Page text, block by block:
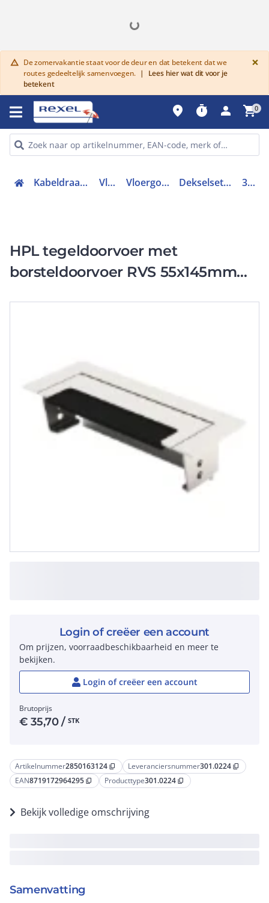
warning De zomervakantie staat voor de deur en dat betekent dat we
routes gedeeltelijk samenvoegen. |
Lees hier wat dit voor je
betekent
×
place timer person shopping_cart0
Kabeldraagsystemen en goten Vloergoten Vloergoten hulpstukken Dekselset vloerpot/vloergoot 301.0224
HPL tegeldoorvoer met
borsteldoorvoer RVS 55x145mm
Artikelnummer2850163124 content_copy Leveranciersnummer301.0224 content_copy
EAN8719172964295 content_copy Producttype301.0224 content_copy
Bekijk volledige omschrijving
Samenvatting
Login of creëer een account
Om prijzen, voorraadbeschikbaarheid en meer te
bekijken.
Login of creëer een account
Brutoprijs
€35,70/ STK